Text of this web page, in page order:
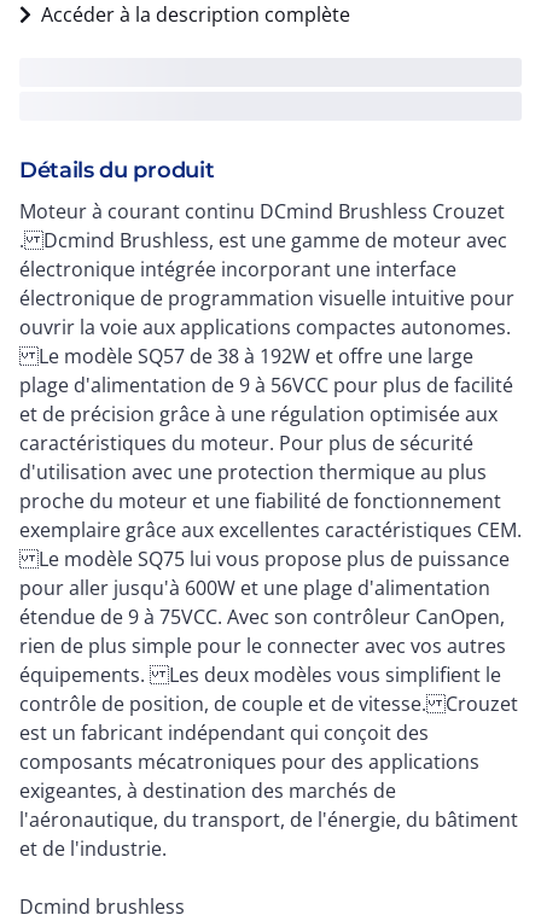
Accéder à la description complète
Détails du produit
Moteur à courant continu DCmind Brushless Crouzet
. Dcmind Brushless, est une gamme de moteur avec
électronique intégrée incorporant une interface
électronique de programmation visuelle intuitive pour
ouvrir la voie aux applications compactes autonomes.
Le modèle SQ57 de 38 à 192W et offre une large
plage d'alimentation de 9 à 56VCC pour plus de facilité
et de précision grâce à une régulation optimisée aux
caractéristiques du moteur. Pour plus de sécurité
d'utilisation avec une protection thermique au plus
proche du moteur et une fiabilité de fonctionnement
exemplaire grâce aux excellentes caractéristiques CEM.
Le modèle SQ75 lui vous propose plus de puissance
pour aller jusqu'à 600W et une plage d'alimentation
étendue de 9 à 75VCC. Avec son contrôleur CanOpen,
rien de plus simple pour le connecter avec vos autres
équipements. Les deux modèles vous simplifient le
contrôle de position, de couple et de vitesse. Crouzet
est un fabricant indépendant qui conçoit des
composants mécatroniques pour des applications
exigeantes, à destination des marchés de
l'aéronautique, du transport, de l'énergie, du bâtiment
et de l'industrie.
Dcmind brushless